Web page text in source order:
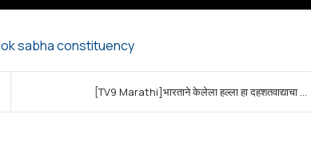
sabha constituency
[TV9 Marathi]भारताने केलेला हल्ला हा दहशतवाद्याचा ...